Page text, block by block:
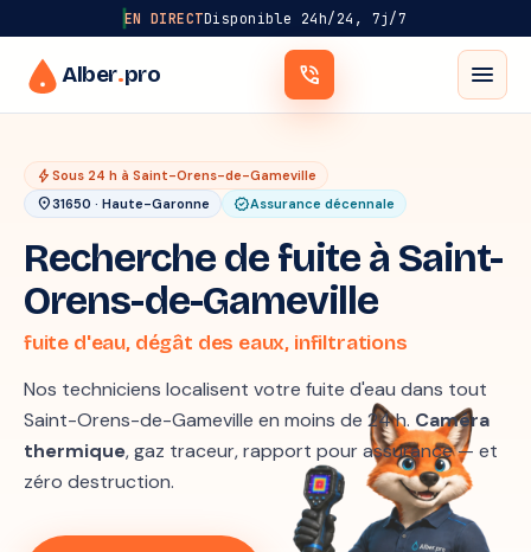
EN DIRECTDisponible 24h/24, 7j/7
Alber.pro phone_in_talk menu
bolt Sous 24 h à Saint-Orens-de-Gameville
location_on31650 · Haute-Garonne verifiedAssurance décennale
Recherche de fuite à Saint-
Orens-de-Gameville
fuite d'eau, dégât des eaux, infiltrations
Nos techniciens localisent votre fuite d'eau dans tout
Saint-Orens-de-Gameville en moins de 24 h. Caméra
thermique, gaz traceur, rapport pour assurance — et
zéro destruction.